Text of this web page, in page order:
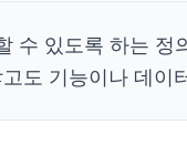
수 있도록 하는 정
도 기능이나 데이